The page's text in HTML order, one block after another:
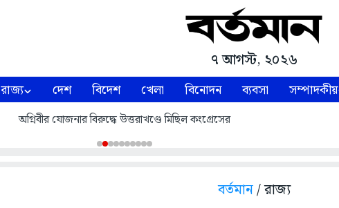
৭ আগস্ট, ২০২৬
রাজ্য দেশ বিদেশ খেলা বিনোদন ব্যবসা সম্পাদকীয়
অগ্নিবীর যোজনার বিরুদ্ধে উত্তরাখণ্ডে মিছিল কংগ্রেসের
বর্তমান/ রাজ্য